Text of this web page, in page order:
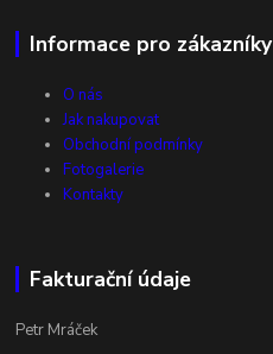
Informace pro zákazníky
O nás
Jak nakupovat
Obchodní podmínky
Fotogalerie
Kontakty
Fakturační údaje
Petr Mráček